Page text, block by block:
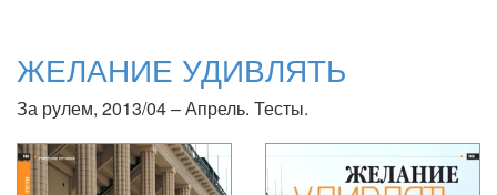
ЖЕЛАНИЕ УДИВЛЯТЬ
За рулем, 2013/04 – Апрель. Тесты.